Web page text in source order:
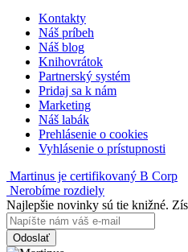
Kontakty
Náš príbeh
Náš blog
Knihovrátok
Partnerský systém
Pridaj sa k nám
Marketing
Náš labák
Prehlásenie o cookies
Vyhlásenie o prístupnosti
Martinus je certifikovaný B Corp
Nerobíme rozdiely
Najlepšie novinky sú tie knižné.
Odoslať